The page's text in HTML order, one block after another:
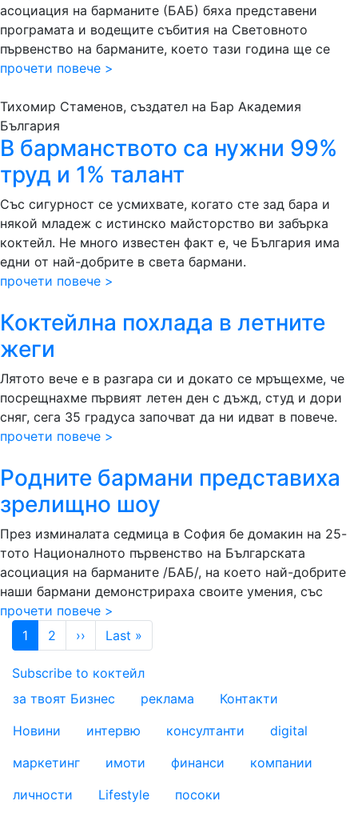
асоциация на барманите (БАБ) бяха представени
програмата и водещите събития на Световното
първенство на барманите, което тази година ще се
прочети повече >
Тихомир Стаменов, създател на Бар Академия
България
В барманството са нужни 99%
труд и 1% талант
Със сигурност се усмихвате, когато сте зад бара и
някой младеж с истинско майсторство ви забърка
коктейл. Не много известен факт е, че България има
едни от най-добрите в света бармани.
прочети повече >
Коктейлна похлада в летните
жеги
Лятото вече е в разгара си и докато се мръщехме, че
посрещнахме първият летен ден с дъжд, студ и дори
сняг, сега 35 градуса започват да ни идват в повече.
прочети повече >
Родните бармани представиха
зрелищно шоу
През изминалата седмица в София бе домакин на 25-
тото Националното първенство на Българската
асоциация на барманите /БАБ/, на което най-добрите
наши бармани демонстрираха своите умения, със
прочети повече >
Pagination
1 2 ›› Next page
Last »
Subscribe to коктейл
за твоят Бизнес
реклама Контакти
footer_statii
Новини интервю консултанти
digital
маркетинг
имоти финанси
компании
личности
Lifestyle
посоки